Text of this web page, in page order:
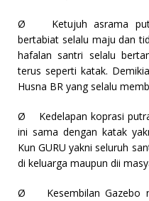
Ø Ketujuh asrama
bertabiat selalu maju dan
hafalan santri selalu
terus seperti katak.
Husna BR yang selalu
Ø
Kedelapan koprasi
ini sama dengan katak
Kun GURU yakni seluruh
di keluarga maupun dii
Ø
Kesembilan Gazebo